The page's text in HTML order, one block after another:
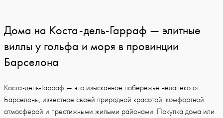
Дома на Коста-дель-Гарраф — элитные
виллы у гольфа и моря в провинции
Барселона
Коста-дель-Гарраф — это изысканное побережье недалеко от
Барселоны, известное своей природной красотой, комфортной
атмосферой и престижными жилыми районами. Покупка дома или